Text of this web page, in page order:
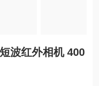
波红外相机 400